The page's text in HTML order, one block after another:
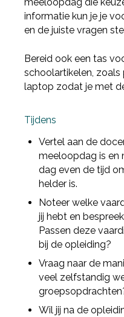
informatie kun je je
en de juiste vragen
Bereid ook een tas
schoolartikelen, zoals
laptop zodat je met
Tijdens
Vertel aan de
meeloopdag is en
dag even de tijd
helder is.
Noteer welke
jij hebt en
Passen deze
bij de opleiding?
Vraag naar de
veel zelfstandig
Wil jij na de